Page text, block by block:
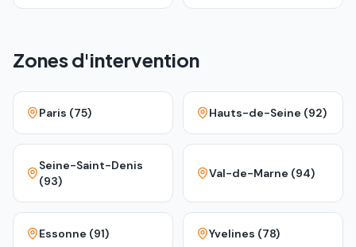
Zones d'intervention
Paris (75) Hauts-de-Seine (92)
Seine-Saint-Denis
(93)
Val-de-Marne (94)
Essonne (91) Yvelines (78)